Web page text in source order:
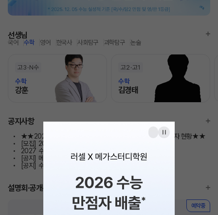
선생님
국어 수학 영어 한국사 사회탐구 과학탐구 논술
고3 N수
수학
강훈
고2 고1
수학
김경태
공지사항
★★2024~2026 러셀 전주 수능 만점자 배출 및 대입 합격자 현황★★
[모집] 2027 ★N수 정규반★ 모집요강 안내
2027 수시 합격예측 서비스 이용안내
[공지] 메디컬 설명회
[공지] 수능 시뮬레이션 프로그램 모의고사반 모집 안내
설명회·공개특강
예약중